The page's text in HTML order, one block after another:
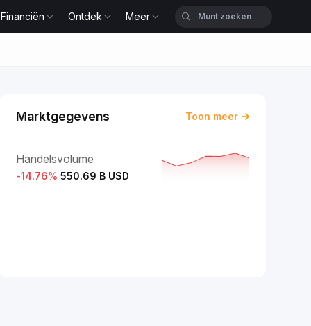
Financiën Ontdek Meer
Marktgegevens Toon meer
Handelsvolume
-14.76% 550.69 B USD